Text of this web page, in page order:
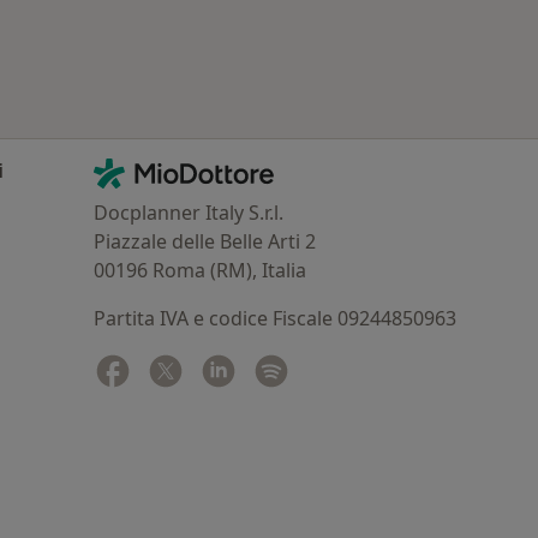
Contatti
MioDottore - Homepage
Docplanner Italy S.r.l.
Piazzale delle Belle Arti 2
00196 Roma (RM), Italia
Partita IVA e codice Fiscale 09244850963
Facebook
si apre in una nuova scheda
Twitter
si apre in una nuova scheda
Linkedin
si apre in una nuova scheda